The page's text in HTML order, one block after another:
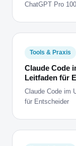
ChatGPT Pro
Tools & Praxis
Claude Code
Leitfaden für
Claude Code im
für Entscheider